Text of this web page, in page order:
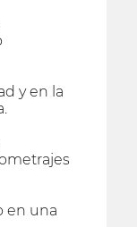
y en la
en una